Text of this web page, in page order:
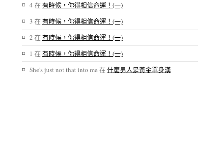
4 在有時候，你得相信命運！(一)
3 在有時候，你得相信命運！(一)
2 在有時候，你得相信命運！(一)
1 在有時候，你得相信命運！(一)
She's just not that into me 在什麼男人是黃金單身漢